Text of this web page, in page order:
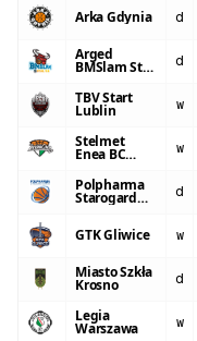
Arka Gdynia d
Arged
BMSlam Stal
Wielkopolski
d
TBV Start
Lublin w
Stelmet
Enea BC w
Polpharma
Starogard
Gdański
d
GTK Gliwice w
Miasto Szkła
Krosno d
Legia
Warszawa w